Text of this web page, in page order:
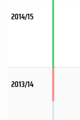
2014/15
2013/14